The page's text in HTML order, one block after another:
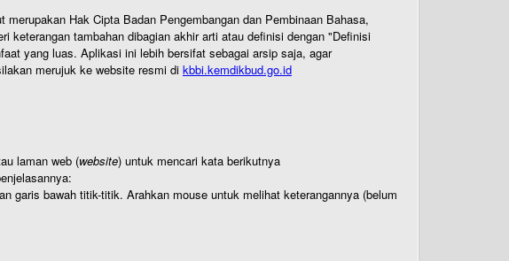
Hak Cipta Badan Pengembangan dan Pembinaan Bahasa,
keterangan tambahan dibagian akhir arti atau definisi dengan "Definisi
yang luas. Aplikasi ini lebih bersifat sebagai arsip saja, agar
merujuk ke website resmi di kbbi.kemdikbud.go.id
laman web (website) untuk mencari kata berikutnya
garis bawah titik-titik. Arahkan mouse untuk melihat keterangannya (belum